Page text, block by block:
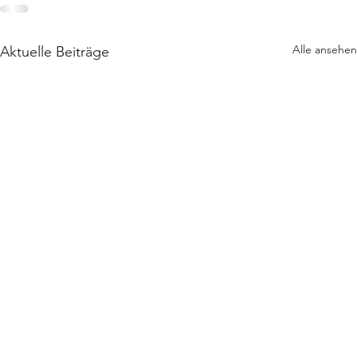
Aktuelle Beiträge Alle ansehen